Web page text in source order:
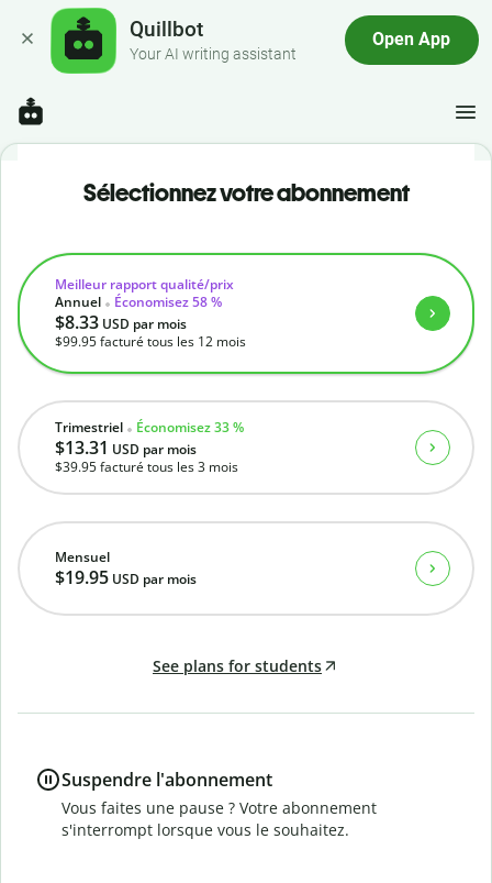
Quillbot
Your AI writing assistant
Open App
Sélectionnez votre abonnement
Mensuel
$19.95 USD par mois
Trimestriel Économisez 33 %
$13.31 USD par mois
$39.95facturé tous les 3 mois
Meilleur rapport qualité/prix
Annuel
Économisez 58 %
$8.33 USD par mois
$99.95facturé tous les 12 mois
See plans for students
Suspendre l'abonnement
Vous faites une pause ? Votre abonnement
s'interrompt lorsque vous le souhaitez.